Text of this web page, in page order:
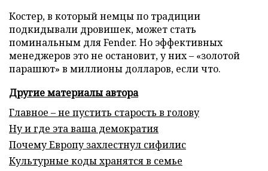
Костер, в который немцы по традиции
подкидывали дровишек, может стать
поминальным для Fender. Но эффективных
менеджеров это не остановит, у них – «золотой
парашют» в миллионы долларов, если что.
Другие материалы автора
Главное – не пустить старость в голову
Ну и где эта ваша демократия
Почему Европу захлестнул сифилис
Культурные коды хранятся в семье